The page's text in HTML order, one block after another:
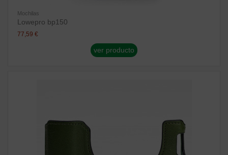
Mochilas
Lowepro bp150
77,59 €
ver producto